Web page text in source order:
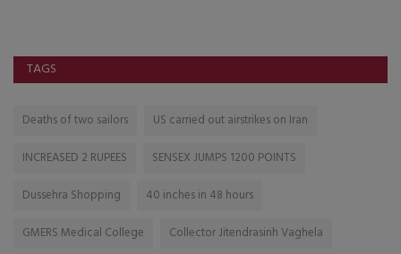
TAGS
Deaths of two sailors
US carried out airstrikes on Iran
INCREASED 2 RUPEES
SENSEX JUMPS 1200 POINTS
Dussehra Shopping
40 inches in 48 hours
GMERS Medical College
Collector Jitendrasinh Vaghela